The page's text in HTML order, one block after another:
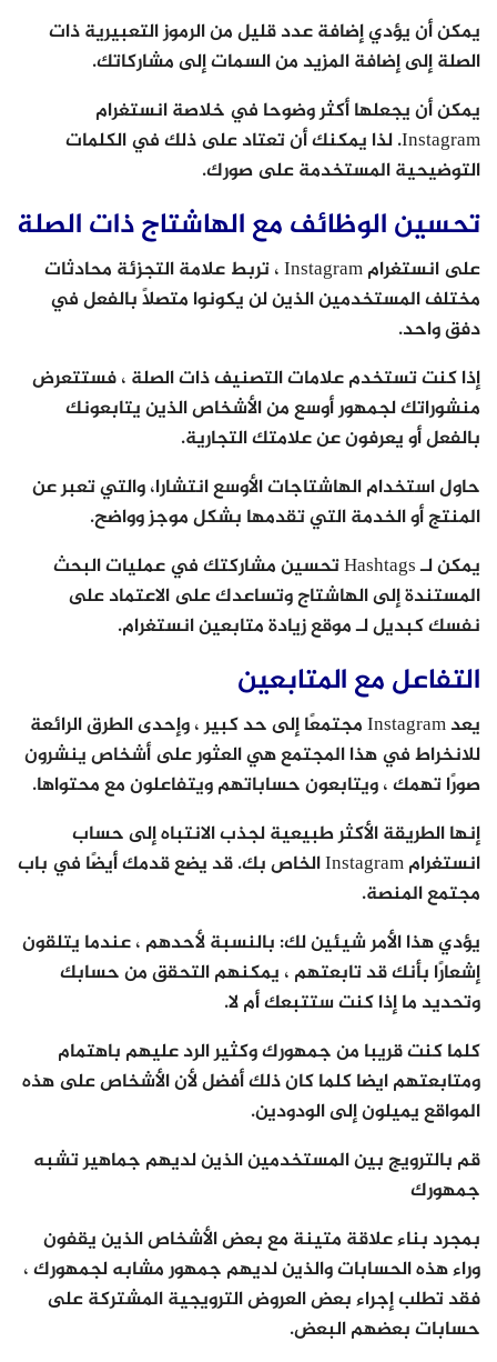
يمكن أن يؤدي إضافة عدد قليل من الرموز التعبيرية ذات
الصلة إلى إضافة المزيد من السمات إلى مشاركاتك.
يمكن أن يجعلها أكثر وضوحا في خلاصة انستغرام
Instagram. لذا يمكنك أن تعتاد على ذلك في الكلمات
التوضيحية المستخدمة على صورك.
تحسين الوظائف مع الهاشتاج ذات الصلة
على انستغرام Instagram ، تربط علامة التجزئة محادثات
مختلف المستخدمين الذين لن يكونوا متصلاً بالفعل في
دفق واحد.
إذا كنت تستخدم علامات التصنيف ذات الصلة ، فستتعرض
منشوراتك لجمهور أوسع من الأشخاص الذين يتابعونك
بالفعل أو يعرفون عن علامتك التجارية.
حاول استخدام الهاشتاجات الأوسع انتشارا، والتي تعبر عن
المنتج أو الخدمة التي تقدمها بشكل موجز وواضح.
يمكن لـ Hashtags تحسين مشاركتك في عمليات البحث
المستندة إلى الهاشتاج وتساعدك على الاعتماد على
نفسك كبديل لـ موقع زيادة متابعين انستغرام.
التفاعل مع المتابعين
يعد Instagram مجتمعًا إلى حد كبير ، وإحدى الطرق الرائعة
للانخراط في هذا المجتمع هي العثور على أشخاص ينشرون
صورًا تهمك ، ويتابعون حساباتهم ويتفاعلون مع محتواها.
إنها الطريقة الأكثر طبيعية لجذب الانتباه إلى حساب
انستغرام Instagram الخاص بك. قد يضع قدمك أيضًا في باب
مجتمع المنصة.
يؤدي هذا الأمر شيئين لك: بالنسبة لأحدهم ، عندما يتلقون
إشعارًا بأنك قد تابعتهم ، يمكنهم التحقق من حسابك
وتحديد ما إذا كنت ستتبعك أم لا.
كلما كنت قريبا من جمهورك وكثير الرد عليهم باهتمام
ومتابعتهم ايضا كلما كان ذلك أفضل لأن الأشخاص على هذه
المواقع يميلون إلى الودودين.
قم بالترويج بين المستخدمين الذين لديهم جماهير تشبه
جمهورك
بمجرد بناء علاقة متينة مع بعض الأشخاص الذين يقفون
وراء هذه الحسابات والذين لديهم جمهور مشابه لجمهورك ،
فقد تطلب إجراء بعض العروض الترويجية المشتركة على
حسابات بعضهم البعض.